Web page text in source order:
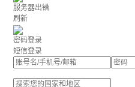
服务器出错
刷新
密码登录
短信登录